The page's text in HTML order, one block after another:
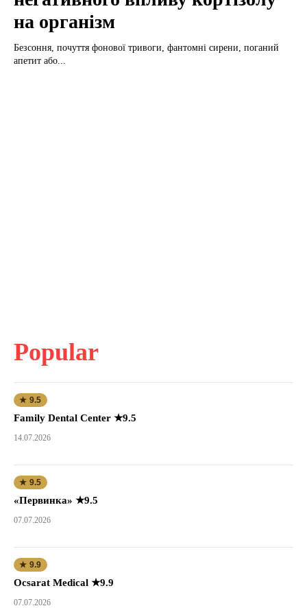
на організм
Безсоння, почуття фонової тривоги, фантомні сирени, поганий
апетит або...
Popular
★ 9.5
Family Dental Center ★9.5
14.07.2026
★ 9.5
«Первинка» ★9.5
07.07.2026
★ 9.9
Ocsarat Medical ★9.9
07.07.2026